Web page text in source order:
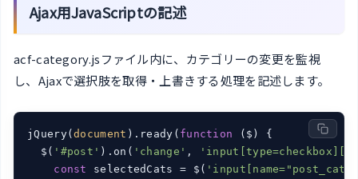
Ajax用JavaScriptの記述
acf-category.jsファイル内に、カテゴリーの変更を監視
し、Ajaxで選択肢を取得・上書きする処理を記述します。
jQuery(document ).ready( function ( $ ) {
  $(
'#post' ).on( 'change' ,
const
selectedCats = $(